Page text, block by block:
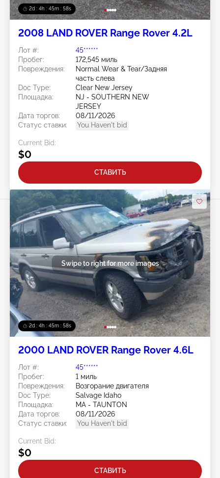
2d : 4h : 45m : 56s
2008 LAND ROVER Range Rover 4.2L
Лот #:
45******
Пробег:
172,545 миль
Повреждения:
Normal Wear & Tear/Задняя
часть слева
Doc Type:
Clear New Jersey
Площадка:
NJ - SOUTHERN NEW
JERSEY
Дата торгов:
08/11/2026
Статус ставки:
You Haven't bid
Current Bid:
$0
СТАВИТЬ
2d : 4h : 45m : 56s
Swipe to right for more images
2000 LAND ROVER Range Rover 4.6L
Лот #:
45******
Пробег:
1 миль
Повреждения:
Возгорание двигателя
Doc Type:
Salvage Idaho
Площадка:
MA - TAUNTON
Дата торгов:
08/11/2026
Статус ставки:
You Haven't bid
Current Bid:
$0
СТАВИТЬ